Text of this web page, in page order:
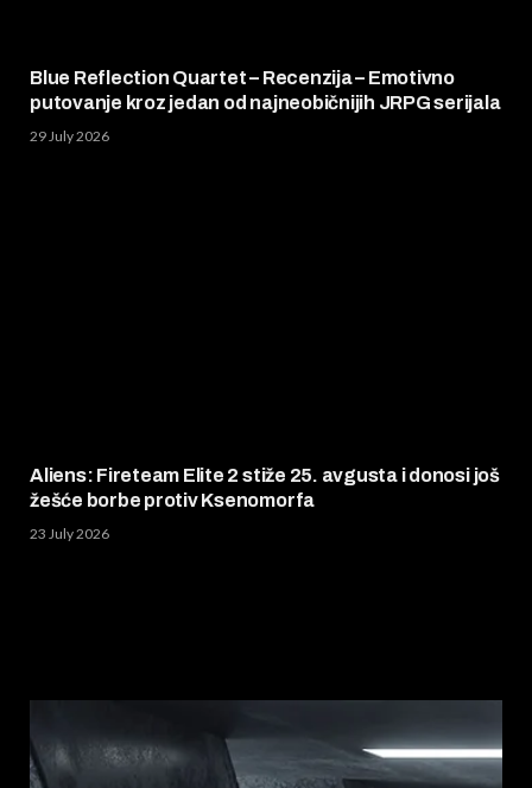
Blue Reflection Quartet – Recenzija – Emotivno
putovanje kroz jedan od najneobičnijih JRPG serijala
29 July 2026
Aliens: Fireteam Elite 2 stiže 25. avgusta i donosi još
žešće borbe protiv Ksenomorfa
23 July 2026